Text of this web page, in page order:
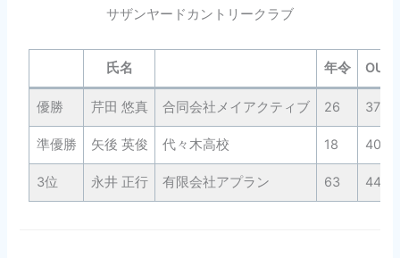
サザンヤードカントリークラブ
氏名 年令 OUT
優勝 芹田 悠真 合同会社メイアクティブ 26 37
準優勝 矢後 英俊 代々木高校 18 40
3位 永井 正行 有限会社アプラン 63 44